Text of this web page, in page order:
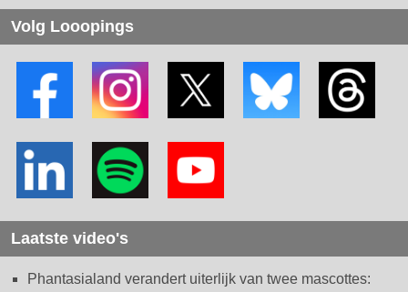
Volg Looopings
Laatste video's
Phantasialand verandert uiterlijk van twee mascottes: